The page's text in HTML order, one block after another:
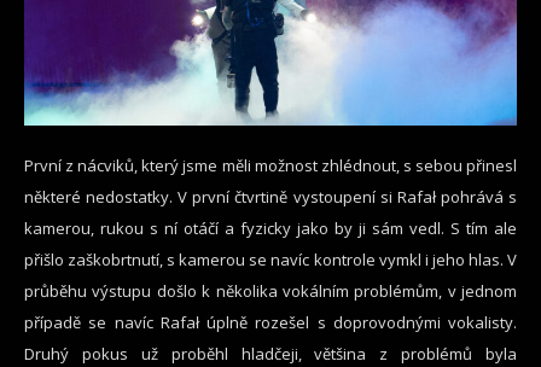
První z nácviků, který jsme měli možnost zhlédnout, s sebou přinesl
některé nedostatky. V první čtvrtině vystoupení si Rafał pohrává s
kamerou, rukou s ní otáčí a fyzicky jako by ji sám vedl. S tím ale
přišlo zaškobrtnutí, s kamerou se navíc kontrole vymkl i jeho hlas. V
průběhu výstupu došlo k několika vokálním problémům, v jednom
případě se navíc Rafał úplně rozešel s doprovodnými vokalisty.
Druhý pokus už proběhl hladčeji, většina z problémů byla